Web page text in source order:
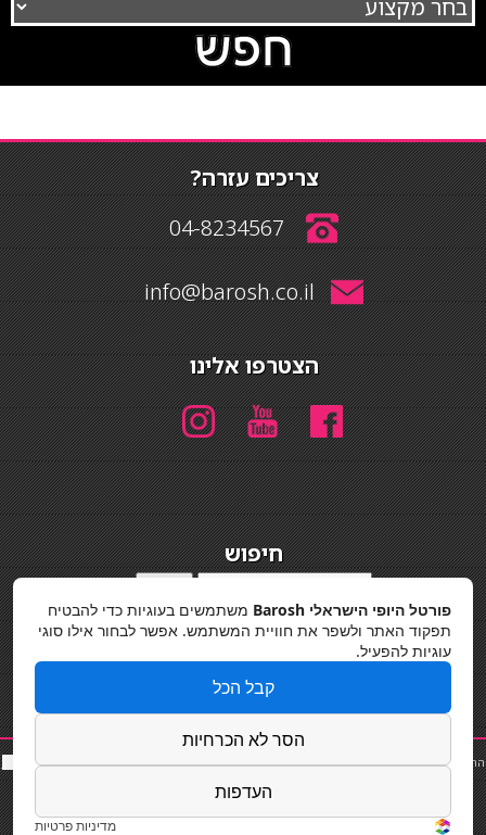
צריכים עזרה?
04-8234567
info@barosh.co.il
הצטרפו אלינו
חיפוש
מדיניות פרטיות
החלקות שיער|תאורה לבית|פאות ותוספות שיער|נייל סטודיו|תוספות שיער|שף פרטי|כ
סאות
פורטל היופי הישראלי Barosh
משתמשים בעוגיות כדי להבטיח
תפקוד האתר ולשפר את חוויית המשתמש. אפשר לבחור אילו סוגי
עוגיות להפעיל.
קבל הכל
הסר לא הכרחיות
העדפות
מדיניות פרטיות